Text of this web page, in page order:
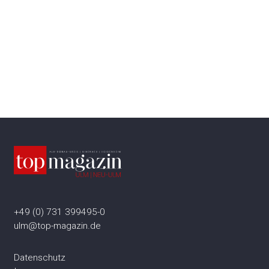
+49 (0) 731 399495-0
ulm@top-magazin.de
Datenschutz